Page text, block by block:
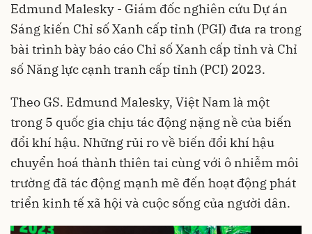
Edmund Malesky - Giám đốc nghiên cứu Dự án
Sáng kiến Chỉ số Xanh cấp tỉnh (PGI) đưa ra trong
bài trình bày báo cáo Chỉ số Xanh cấp tỉnh và Chỉ
số Năng lực cạnh tranh cấp tỉnh (PCI) 2023.
Theo GS. Edmund Malesky, Việt Nam là một
trong 5 quốc gia chịu tác động nặng nề của biến
đổi khí hậu. Những rủi ro về biến đổi khí hậu
chuyển hoá thành thiên tai cùng với ô nhiễm môi
trường đã tác động mạnh mẽ đến hoạt động phát
triển kinh tế xã hội và cuộc sống của người dân.